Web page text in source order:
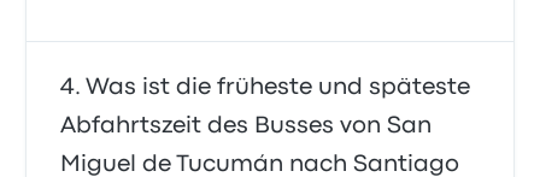
Was ist die früheste und späteste
Abfahrtszeit des Busses von San
Miguel de Tucumán nach Santiago